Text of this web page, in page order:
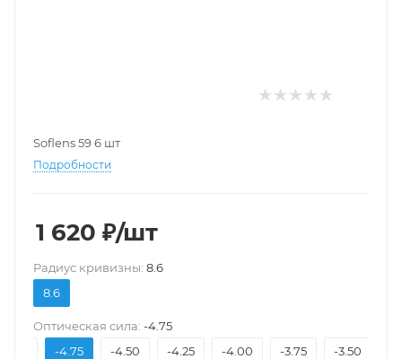
Soflens 59 6 шт
Подробности
1 620 ₽/шт
Pадиус кривизны: 8.6
8.6
Оптическая сила: -4.75
-4.75 -4.50 -4.25 -4.00 -3.75 -3.50